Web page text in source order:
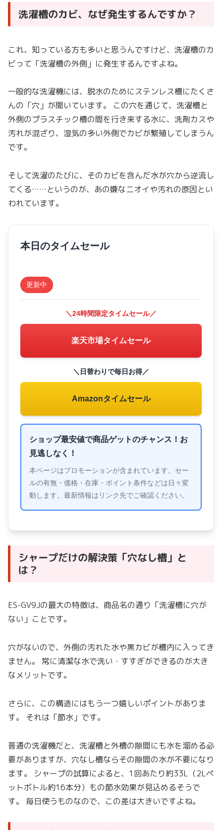
洗濯槽のカビ、なぜ発生するんですか？
これ、知っている方も多いと思うんですけど、洗濯槽のカ
ビって「洗濯槽の外側」に発生するんですよね。
一般的な洗濯機には、脱水のためにステンレス槽にたくさ
んの「穴」が開いています。 この穴を通じて、洗濯槽と
外側のプラスチック槽の間を行き来する水に、洗剤カスや
汚れが混ざり、湿気の多い外側でカビが繁殖してしまうん
です。
そして洗濯のたびに、そのカビを含んだ水が穴から逆流し
てくる……というのが、あの嫌なニオイや汚れの原因とい
われています。
本日のタイムセール
更新中
＼24時間限定タイムセール／
楽天市場タイムセール
＼日替わりで毎日お得／
Amazonタイムセール
ショップ最安値で商品ゲットのチャンス！お
見逃しなく！
本ページはプロモーションが含まれています。セー
ルの有無・価格・在庫・ポイント条件などは日々変
動します。最新情報はリンク先でご確認ください。
シャープだけの解決策「穴なし槽」と
は？
ES-GV9Jの最大の特徴は、商品名の通り「洗濯槽に穴が
ない」ことです。
穴がないので、外側の汚れた水や黒カビが槽内に入ってき
ません。 常に清潔な水で洗い・すすぎができるのが大き
なメリットです。
さらに、この構造にはもう一つ嬉しいポイントがありま
す。 それは「節水」です。
普通の洗濯機だと、洗濯槽と外槽の隙間にも水を溜める必
要がありますが、穴なし槽ならその隙間の水が不要になり
ます。 シャープの試算によると、1回あたり約33L（2Lペ
ットボトル約16本分）もの節水効果が見込めるそうで
す。 毎日使うものなので、この差は大きいですよね。